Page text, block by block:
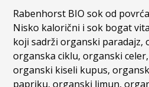
Rabenhorst BIO sok od povrća
Nisko kalorični i sok bogat
koji sadrži organski paradajz,
organska ciklu, organski
organski kiseli kupus,
papriku, organski limun,